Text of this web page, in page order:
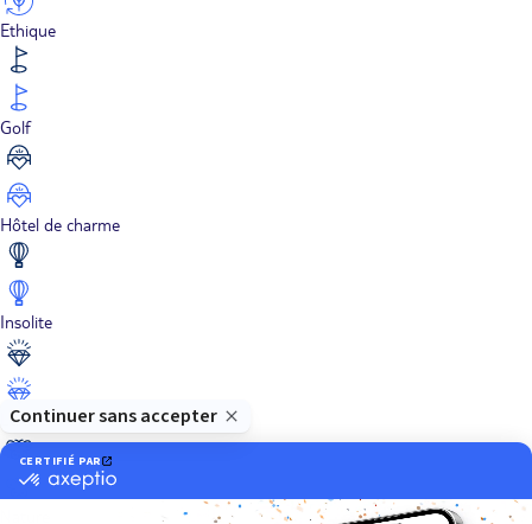
Ethique
Golf
Hôtel de charme
Insolite
Luxe